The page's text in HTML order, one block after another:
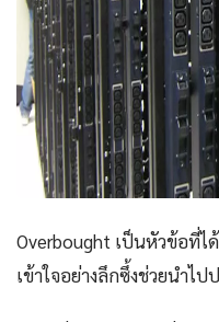
Overbought เป็นหัวข้อที่ไ
เข้าใจอย่างลึกซึ้งช่วยนำไ